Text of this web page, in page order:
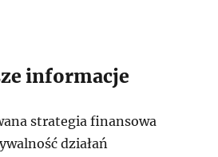
informacje
strategia finansowa
działań